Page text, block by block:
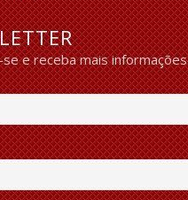
e receba mais informações